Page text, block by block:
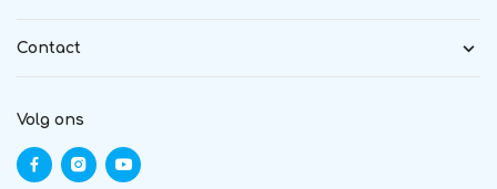
Contact
Volg ons